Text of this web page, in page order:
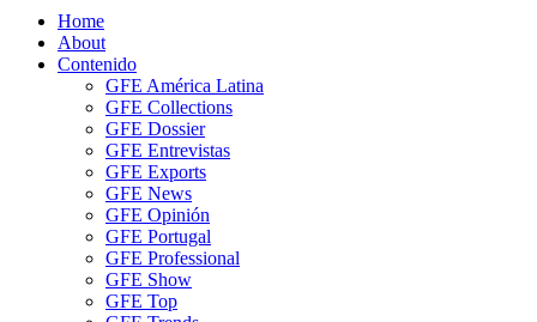
Home
About
Contenido
GFE América Latina
GFE Collections
GFE Dossier
GFE Entrevistas
GFE Exports
GFE News
GFE Opinión
GFE Portugal
GFE Professional
GFE Show
GFE Top